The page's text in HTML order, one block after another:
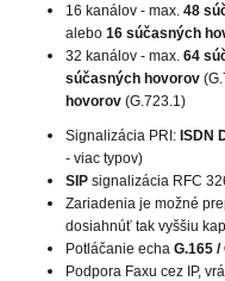
16 kanálov - max. 48
alebo 16 súčasných
32 kanálov - max. 64
súčasných hovorov
hovorov (G.723.1)
Signalizácia PRI: ISDN
- viac typov)
SIP signalizácia RFC
Zariadenia je možné
dosiahnúť tak vyššiu
Potláčanie echa G.165 /
Podpora Faxu cez IP,